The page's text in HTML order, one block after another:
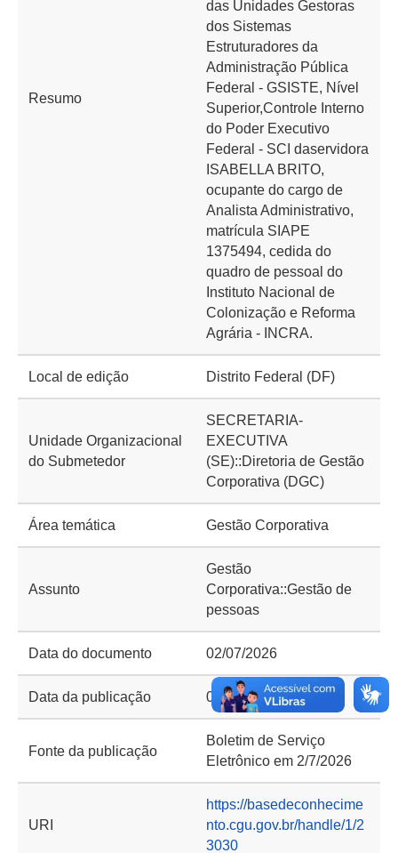
Resumo
das Unidades Gestoras
dos Sistemas
Estruturadores da
Administração Pública
Federal - GSISTE, Nível
Superior,Controle Interno
do Poder Executivo
Federal - SCI daservidora
ISABELLA BRITO,
ocupante do cargo de
Analista Administrativo,
matrícula SIAPE
1375494, cedida do
quadro de pessoal do
Instituto Nacional de
Colonização e Reforma
Agrária - INCRA.
Local de edição Distrito Federal (DF)
Unidade Organizacional
do Submetedor
SECRETARIA-
EXECUTIVA
(SE)::Diretoria de Gestão
Corporativa (DGC)
Área temática Gestão Corporativa
Assunto
Gestão
Corporativa::Gestão de
pessoas
Data do documento 02/07/2026
Data da publicação 02/07/2026
Fonte da publicação
Boletim de Serviço
Eletrônico em 2/7/2026
URI
https://basedeconhecime
nto.cgu.gov.br/handle/1/2
3030